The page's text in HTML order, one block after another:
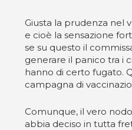
Giusta la prudenza nel
e cioè la sensazione
se su questo il
generare il panico tra i
hanno di certo fugato.
campagna di
Comunque, il vero
abbia deciso in tutta